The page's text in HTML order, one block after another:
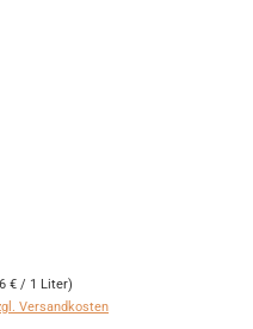
€ / 1 Liter)
Versandkosten